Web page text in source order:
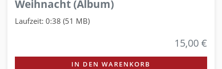
Weihnacht (Album)
Laufzeit: 0:38 (51 MB)
15,00 €
IN DEN WARENKORB